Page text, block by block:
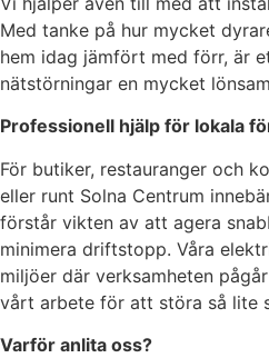
Med tanke på hur mycket
hem idag jämfört med förr, är
nätstörningar en mycket
Professionell hjälp för lokala
För butiker, restauranger och
eller runt Solna Centrum
förstår vikten av att agera
minimera driftstopp. Våra
miljöer där verksamheten
vårt arbete för att störa så lite
Varför anlita oss?